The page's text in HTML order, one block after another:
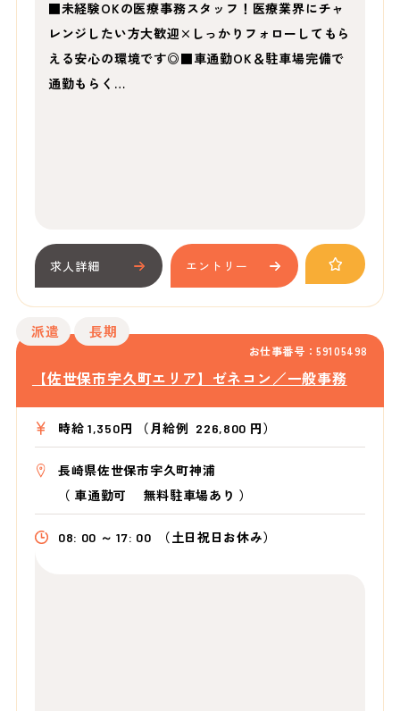
■未経験OKの医療事務スタッフ！医療業界にチャ
レンジしたい方大歓迎×しっかりフォローしてもら
える安心の環境です◎■車通勤OK＆駐車場完備で
通勤もらく…
求人詳細 エントリー
お仕事番号：59105498
派遣 長期
【佐世保市宇久町エリア】ゼネコン／一般事務
時給 1,350円 （月給例 226,800 円）
長崎県佐世保市宇久町神浦
（ 車通勤可 無料駐車場あり ）
08: 00 ～ 17: 00 （土日祝日お休み）